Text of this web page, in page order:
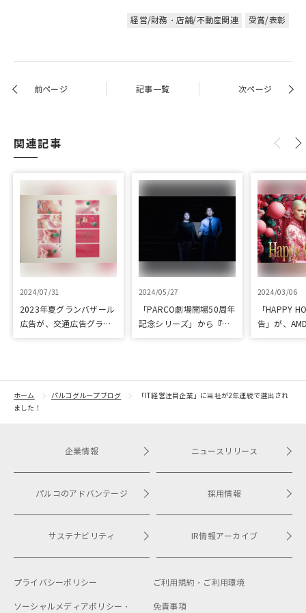
経営/財務・店舗/不動産関連 受賞/表彰
前ページ 記事一覧 次ページ
関連記事
2024/07/31
2023年夏グランバザール
広告が、交通広告グラン
2024/05/27
「PARCO劇場開場50周年
記念シリーズ」から『ラ
2024/03/06
「HAPPY
告」が、
ホーム パルコグループブログ
「IT経営注目企業」に当社が2年連続で選出され
ました！
企業情報
パルコのアドバンテージ
サステナビリティ
ニュースリリース
採用情報
IR情報アーカイブ
プライバシーポリシー ご利用規約・ ご利用環境
ソーシャルメディアポリシー・ 免責事項